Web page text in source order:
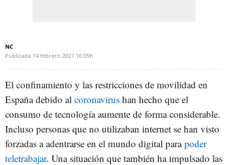
NC
Publicada 14 febrero 2021 16:05h
El confinamiento y las restricciones de movilidad en
España debido al coronavirus han hecho que el
consumo de tecnología aumente de forma considerable.
Incluso personas que no utilizaban internet se han visto
forzadas a adentrarse en el mundo digital parapoder
teletrabajar. Una situación que también ha impulsado las